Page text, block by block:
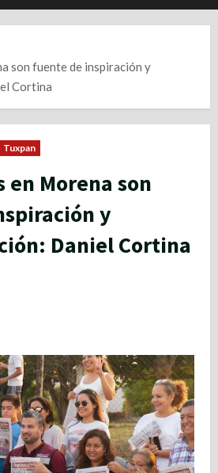
son fuente de inspiración y
Cortina
Tuxpan
en Morena son
y
Daniel Cortina